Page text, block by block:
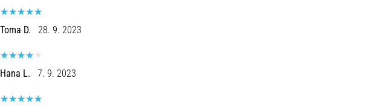
Toma D. 28. 9. 2023
Hana L. 7. 9. 2023